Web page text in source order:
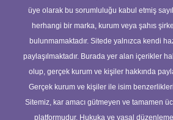
üye olarak bu sorumluluğu kabul etmiş
herhangi bir marka, kurum veya şahıs
bulunmamaktadır. Sitede yalnızca kendi
paylaşılmaktadır. Burada yer alan içerikler
olup, gerçek kurum ve kişiler hakkında
Gerçek kurum ve kişiler ile isim
Sitemiz, kar amacı gütmeyen ve tamamen
platformudur. Hukuka ve yasal